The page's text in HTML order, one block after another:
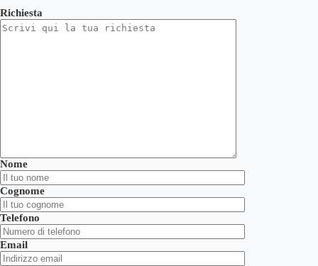
Richiesta
Nome
Cognome
Telefono
Email